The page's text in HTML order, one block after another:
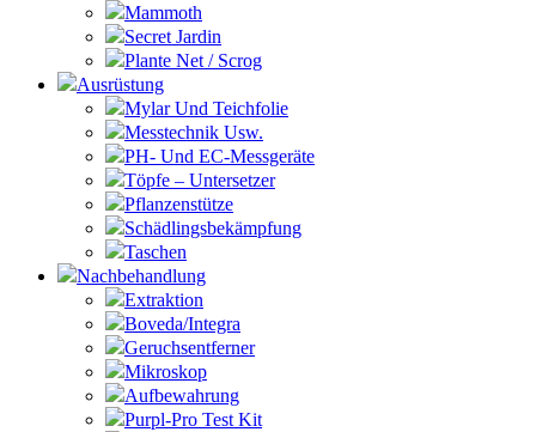
Mammoth
Secret Jardin
Plante Net / Scrog
Ausrüstung
Mylar Und Teichfolie
Messtechnik Usw.
PH- Und EC-Messgeräte
Töpfe – Untersetzer
Pflanzenstütze
Schädlingsbekämpfung
Taschen
Nachbehandlung
Extraktion
Boveda/Integra
Geruchsentferner
Mikroskop
Aufbewahrung
Purpl-Pro Test Kit